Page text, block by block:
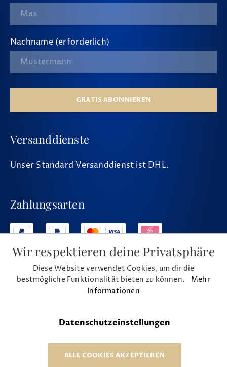
Nachname (erforderlich)
GRATIS ABONNIEREN
Versanddienste
Unser Standard Versanddienst ist DHL.
Zahlungsarten
Social Media
© 1975 - 2026 Musikhaus Beck e.K.
Wir respektieren deine Privatsphäre
Diese Website verwendet Cookies, um dir die
bestmögliche Funktionalität bieten zu können. Mehr
Informationen
Datenschutzeinstellungen
ALLE COOKIES AKZEPTIEREN